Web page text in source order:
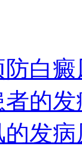
白
的
发